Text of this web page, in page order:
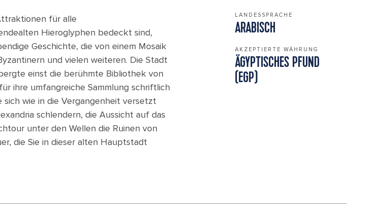
für alle
Hieroglyphen bedeckt sind,
Geschichte, die von einem Mosaik
und vielen weiteren. Die Stadt
einst die berühmte Bibliothek von
ihre umfangreiche Sammlung schriftlich
wie in die Vergangenheit versetzt
schlendern, die Aussicht auf das
unter den Wellen die Ruinen von
die Sie in dieser alten Hauptstadt
LANDESSPRACHE
ARABISCH
AKZEPTIERTE WÄHRUNG
ÄGYPTISCHES PFUND
(EGP)